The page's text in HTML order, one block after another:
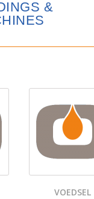
&
VOEDSEL